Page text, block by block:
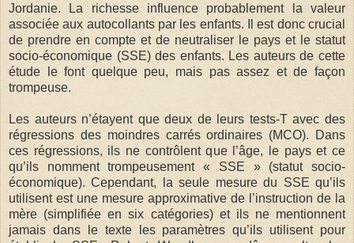
Jordanie. La richesse influence probablement la valeur
associée aux autocollants par les enfants. Il est donc crucial
de prendre en compte et de neutraliser le pays et le statut
socio-économique (SSE) des enfants. Les auteurs de cette
étude le font quelque peu, mais pas assez et de façon
trompeuse.
Les auteurs n’étayent que deux de leurs tests-T avec des
régressions des moindres carrés ordinaires (MCO). Dans
ces régressions, ils ne contrôlent que l’âge, le pays et ce
qu’ils nomment trompeusement « SSE » (statut socio-
économique). Cependant, la seule mesure du SSE qu’ils
utilisent est une mesure approximative de l’instruction de la
mère (simplifiée en six catégories) et ils ne mentionnent
jamais dans le texte les paramètres qu’ils utilisent pour